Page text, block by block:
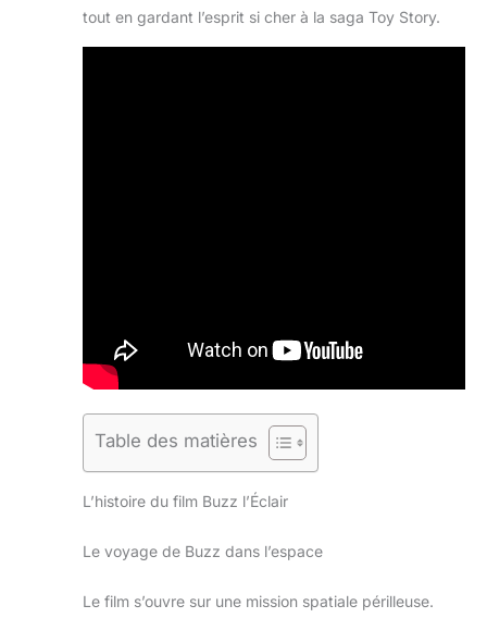
tout en gardant l’esprit si cher à la saga Toy Story.
Table des matières
L’histoire du film Buzz l’Éclair
Le voyage de Buzz dans l’espace
Le film s’ouvre sur une mission spatiale périlleuse.